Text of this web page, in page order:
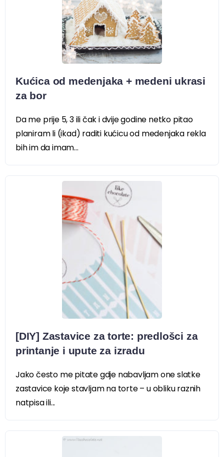
Kućica od medenjaka + medeni ukrasi
za bor
Da me prije 5, 3 ili čak i dvije godine netko pitao
planiram li (ikad) raditi kućicu od medenjaka rekla
bih im da imam...
[DIY] Zastavice za torte: predlošci za
printanje i upute za izradu
Jako često me pitate gdje nabavljam one slatke
zastavice koje stavljam na torte – u obliku raznih
natpisa ili...